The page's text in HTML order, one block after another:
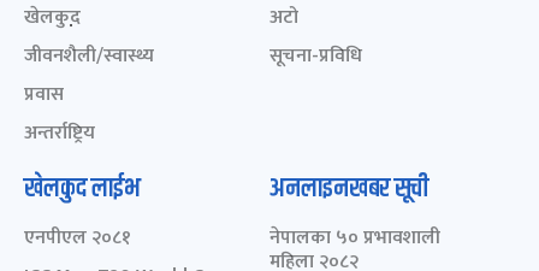
खेलकुद़़
जीवनशैली/स्वास्थ्य
प्रवास
अन्तर्राष्ट्रिय
अटो
सूचना-प्रविधि
खेलकुद लाईभ
एनपीएल २०८१
अनलाइनखबर सूची
नेपालका ५० प्रभावशाली
महिला २०८२